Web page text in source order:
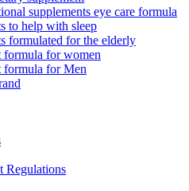
supplements eye care formula
to help with sleep
formulated for the elderly
formula for women
formula for Men
Regulations